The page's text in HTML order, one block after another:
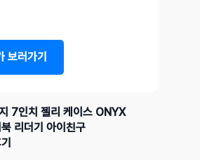
보러가기
7인치 젤리 케이스 ONYX
리더기 아이친구